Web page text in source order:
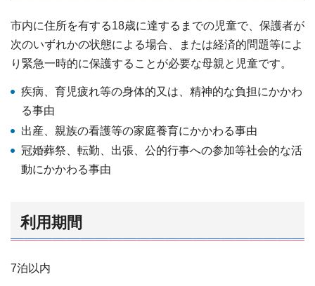
市内に住所を有する18歳に達するまでの児童で、保護者が
次のいずれかの状態による場合、または経済的問題等によ
り緊急一時的に保護することが必要な母親と児童です。
疾病、育児疲れ等の身体的又は、精神的な負担にかかわ
る事由
出産、親族の看護等の家庭養育にかかわる事由
冠婚葬祭、転勤、出張、公的行事への参加等社会的な活
動にかかわる事由
利用期間
7泊以内